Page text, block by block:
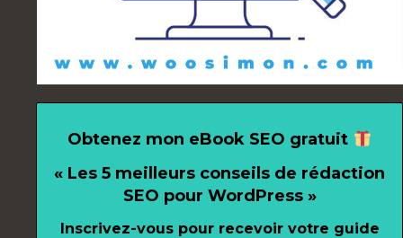
Obtenez mon eBook SEO gratuit
« Les 5 meilleurs conseils de rédaction
SEO pour WordPress »
Inscrivez-vous pour recevoir votre guide